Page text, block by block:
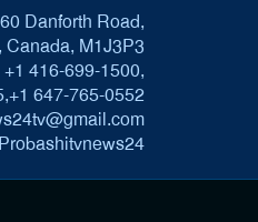
Danforth Road,
Canada, M1J3P3
416-699-1500,
647-765-0552